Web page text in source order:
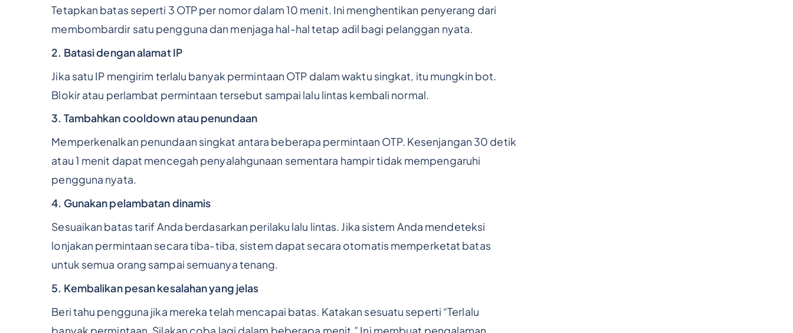
Tetapkan batas seperti 3 OTP per nomor dalam 10 menit. Ini menghentikan penyerang dari
membombardir satu pengguna dan menjaga hal-hal tetap adil bagi pelanggan nyata.
2. Batasi dengan alamat IP
Jika satu IP mengirim terlalu banyak permintaan OTP dalam waktu singkat, itu mungkin bot.
Blokir atau perlambat permintaan tersebut sampai lalu lintas kembali normal.
3. Tambahkan cooldown atau penundaan
Memperkenalkan penundaan singkat antara beberapa permintaan OTP. Kesenjangan 30 detik
atau 1 menit dapat mencegah penyalahgunaan sementara hampir tidak mempengaruhi
pengguna nyata.
4. Gunakan pelambatan dinamis
Sesuaikan batas tarif Anda berdasarkan perilaku lalu lintas. Jika sistem Anda mendeteksi
lonjakan permintaan secara tiba-tiba, sistem dapat secara otomatis memperketat batas
untuk semua orang sampai semuanya tenang.
5. Kembalikan pesan kesalahan yang jelas
Beri tahu pengguna jika mereka telah mencapai batas. Katakan sesuatu seperti “Terlalu